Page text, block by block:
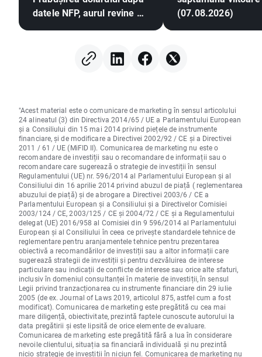
datele NFP, aurul revine pe
(07.08.2026)
"Acest material este o comunicare de marketing în sensul articolului
24 alineatul (3) din Directiva 2014/65 / UE a Parlamentului European
și a Consiliului din 15 mai 2014 privind piețele de instrumente
financiare, și de modificare a Directivei 2002/92 / CE și a Directivei
2011 / 61 / UE (MiFID II). Comunicarea de marketing nu este o
recomandare de investiții sau o recomandare de informații sau o
recomandare care sugerează o strategie de investiții în sensul
Regulamentului (UE) nr. 596/2014 al Parlamentului European și al
Consiliului din 16 aprilie 2014 privind abuzul de piață ( reglementarea
abuzului de piață) și de abrogare a Directivei 2003/6 / CE a
Parlamentului European și a Consiliului și a Directivelor Comisiei
2003/124 / CE, 2003/125 / CE și 2004/72 / CE și a Regulamentului
delegat (UE) 2016/958 al Comisiei din 9 596/2014 al Parlamentului
European și al Consiliului în ceea ce privește standardele tehnice de
reglementare pentru aranjamentele tehnice pentru prezentarea
obiectivă a recomandărilor de investiții sau a altor informații care
sugerează strategii de investiții și pentru dezvăluirea de interese
particulare sau indicații de conflicte de interese sau orice alte sfaturi,
inclusiv în domeniul consultanței în materie de investiții, în sensul
Legii privind tranzacționarea cu instrumente financiare din 29 iulie
2005 (de ex. Journal of Laws 2019, articolul 875, astfel cum a fost
modificat). Comunicarea de marketing este pregătită cu cea mai
mare diligență, obiectivitate, prezintă faptele cunoscute autorului la
data pregătirii și este lipsită de orice elemente de evaluare.
Comunicarea de marketing este pregătită fără a lua în considerare
nevoile clientului, situația sa financiară individuală și nu prezintă
nicio strategie de investiții în niciun fel. Comunicarea de marketing nu